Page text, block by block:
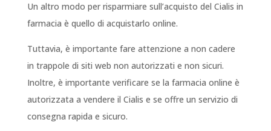
Un altro modo per risparmiare sull’acquisto del Cialis in
farmacia è quello di acquistarlo online.
Tuttavia, è importante fare attenzione a non cadere
in trappole di siti web non autorizzati e non sicuri.
Inoltre, è importante verificare se la farmacia online è
autorizzata a vendere il Cialis e se offre un servizio di
consegna rapida e sicuro.